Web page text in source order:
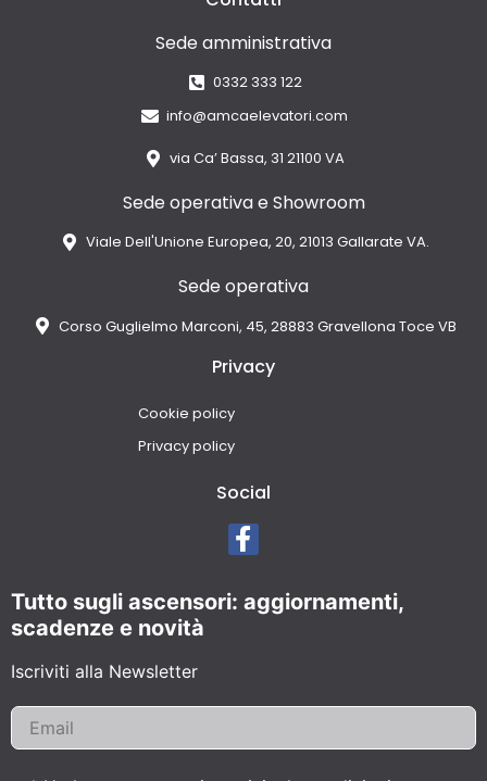
Sede amministrativa
0332 333 122
info@amcaelevatori.com
via Ca’ Bassa, 31 21100 VA
Sede operativa e Showroom
Viale Dell'Unione Europea, 20, 21013 Gallarate VA.
Sede operativa
Corso Guglielmo Marconi, 45, 28883 Gravellona Toce VB
Privacy
Cookie policy
Privacy policy
Social
Tutto sugli ascensori: aggiornamenti,
scadenze e novità
Iscriviti alla Newsletter